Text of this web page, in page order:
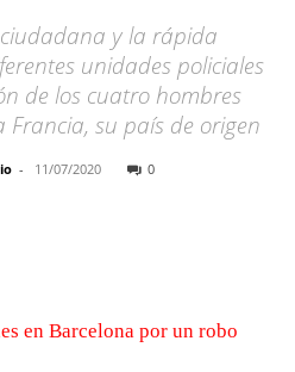
y la rápida
unidades policiales
de los cuatro hombres
su país de origen
- 11/07/2020 0